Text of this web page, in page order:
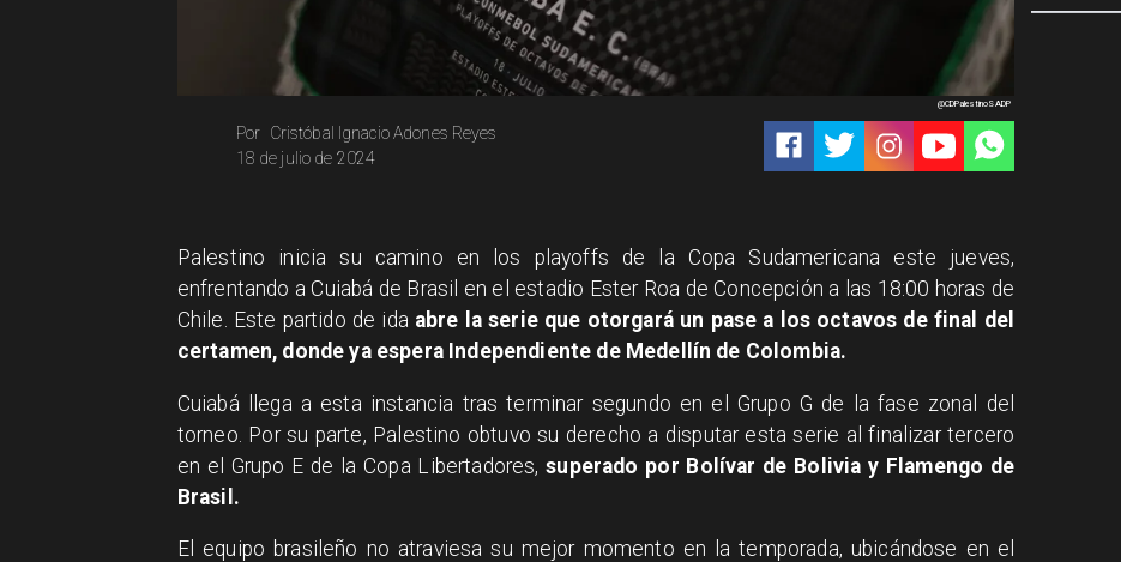
Cristóbal Ignacio Adones Reyes
Por
18 de julio de 2024
@CDPalestinoSADP
Palestino inicia su camino en los playoffs de la Copa Sudamericana este jueves,
enfrentando a Cuiabá de Brasil en el estadio Ester Roa de Concepción a las 18:00 horas de
Chile. Este partido de ida abre la serie que otorgará un pase a los octavos de final del
certamen, donde ya espera Independiente de Medellín de Colombia.
Cuiabá llega a esta instancia tras terminar segundo en el Grupo G de la fase zonal del
torneo. Por su parte, Palestino obtuvo su derecho a disputar esta serie al finalizar tercero
en el Grupo E de la Copa Libertadores,superado por Bolívar de Bolivia y Flamengo de
Brasil.
El equipo brasileño no atraviesa su mejor momento en la temporada, ubicándose en el